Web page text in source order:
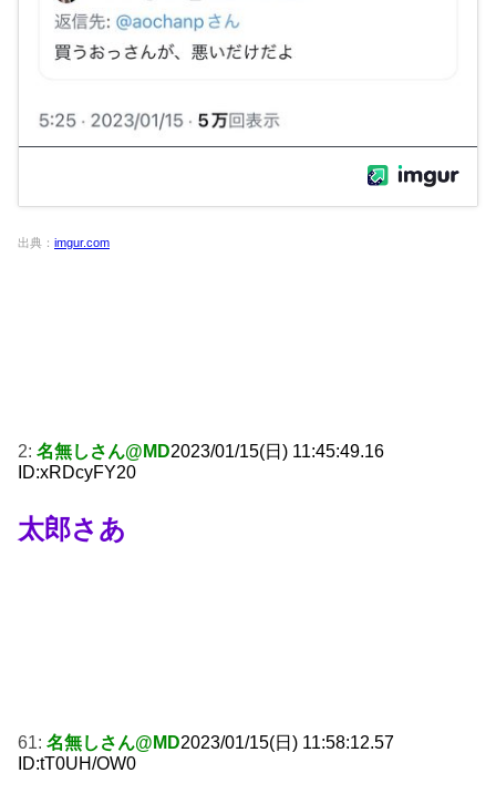
出典： imgur.com
2: 名無しさん@MD2023/01/15(日) 11:45:49.16
ID:xRDcyFY20
太郎さあ
61: 名無しさん@MD2023/01/15(日) 11:58:12.57
ID:tT0UH/OW0